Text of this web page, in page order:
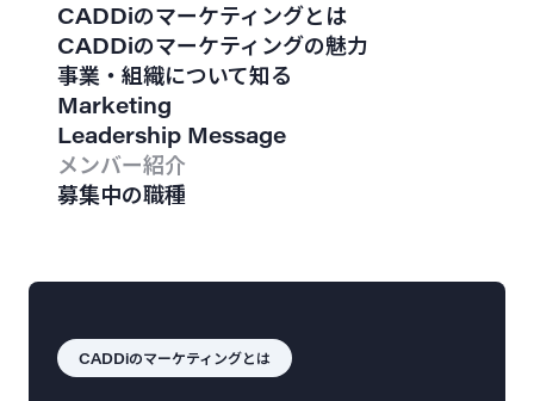
CADDiのマーケティングとは
CADDiのマーケティングの魅力
事業・組織について知る
Marketing
Leadership Message
メンバー紹介
募集中の職種
CADDiのマーケティングとは